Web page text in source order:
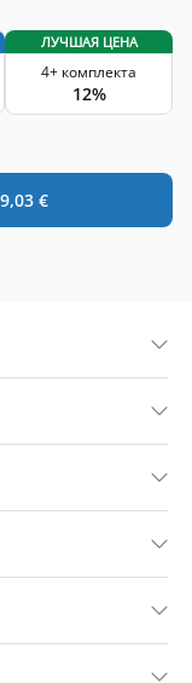
ЛУЧШАЯ ЦЕНА
4+ комплекта
12%
€